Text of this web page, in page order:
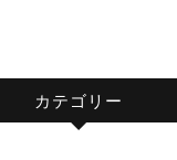
カテゴリー